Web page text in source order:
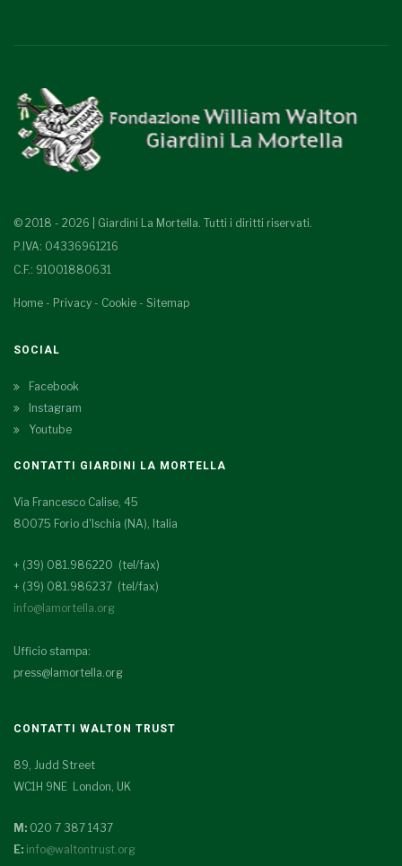
© 2018 - 2026 | Giardini La Mortella. Tutti i diritti riservati.
P.IVA: 04336961216
C.F.: 91001880631
Home - Privacy - Cookie - Sitemap
SOCIAL
Facebook
Instagram
Youtube
CONTATTI GIARDINI LA MORTELLA
Via Francesco Calise, 45
80075 Forio d'Ischia (NA), Italia
+ (39) 081.986220 (tel/fax)
+ (39) 081.986237 (tel/fax)
info@lamortella.org
Ufficio stampa:
press@lamortella.org
CONTATTI WALTON TRUST
89, Judd Street
WC1H 9NE London, UK
M: 020 7 387 1437
E: info@waltontrust.org